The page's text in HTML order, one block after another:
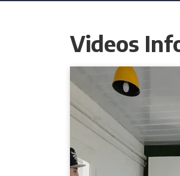
Videos